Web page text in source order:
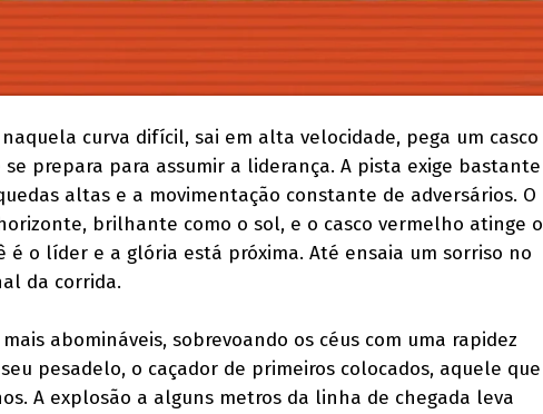
curva difícil, sai em alta velocidade, pega um casco
prepara para assumir a liderança. A pista exige bastante
altas e a movimentação constante de adversários. O
brilhante como o sol, e o casco vermelho atinge o
é o líder e a glória está próxima. Até ensaia um sorriso no
da corrida.
abomináveis, sobrevoando os céus com uma rapidez
pesadelo, o caçador de primeiros colocados, aquele que
A explosão a alguns metros da linha de chegada leva